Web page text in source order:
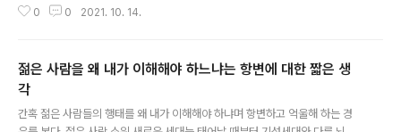
만들어 이성을 움직이지 못하게 발목을 잡는다. 그러면 아픈 상처를 애써 참으
는데, 이는 여전히 상처가 쓰라리기 때문이다. 그렇다면 어떻게 해야 할까. 쓰라
린 상처를 노출한 채로는 앞으로 나가기 힘들 뿐 아니라 애써 앞으로 나아가도
사실 멀리 못간다. 먼저 서로에게 어떤 쓰라린 상처가 있는지 알고 있더라도 서
로 찾아봐주고, 괜..
0 0 2021. 10. 14.
젊은 사람을 왜 내가 이해해야 하느냐는 항변에 대한 짧은 생
각
간혹 젊은 사람들의 행태를 왜 내가 이해해야 하냐며 항변하고 억울해 하는 경